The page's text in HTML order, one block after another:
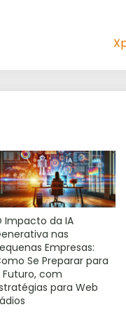
Impacto da IA
nas
Empresas:
Se Preparar para
Futuro, com
para Web